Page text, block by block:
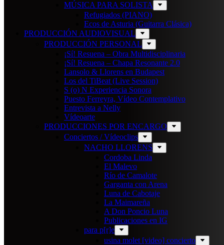
MÚSICA PARA SOLISTA
Refugiados (PIANO)
Ecos de Asturia (Guitarra Clásica)
PRODUCCIÓN AUDIOVISUAL
PRODUCCIÓN PERSONAL
¡Sí! Resuena – Obra Multidisciplinaria
¡Sí! Resuena – Chapa Resonante 2.0
Lansolo & Llorens en Budapest
Los del TiBeat (Live Session)
S (o) N Experiencia Sonora
Puesto Ferreyra, Vídeo Contemplativo
Entrevista a Nelly
Vídeoarte
PRODUCCIONES POR ENCARGO
Conciertos / Vídeoclips
NACHO LLORENS
Cordoba Linda
El Malevo
Río de Camalote
Garganta con Arena
Luna de Cabotaje
La Maimareña
A Don Poncio Luna
Publicaciones en IG
para p[r]e
usina molet [video] concierto